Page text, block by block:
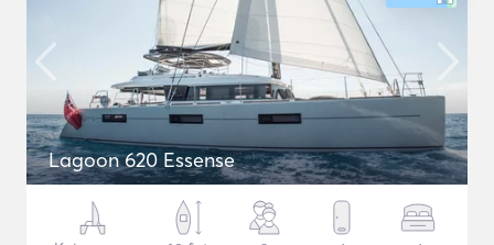
Lagoon 620 Essense